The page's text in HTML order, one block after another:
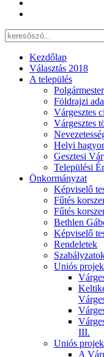
Kezdőlap
Választás 2018
A település
Földrajzi
Várgesztes
Várgesztes
Helyi
Gesztesi Vár
Települési
Önkormányzat
Képviselő
Fűtés
Fűtés
Bethlen
Képviselő
Rendeletek
Uniós
III.
Uniós
A